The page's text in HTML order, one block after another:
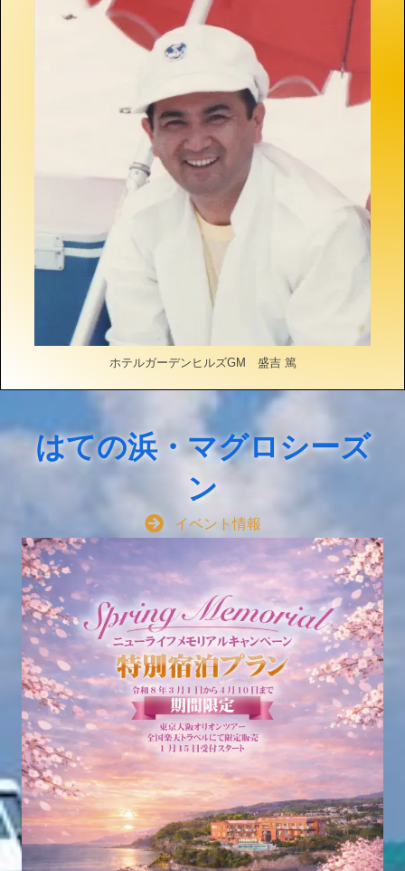
ホテルガーデンヒルズGM 盛吉 篤
はての浜・マグロシーズ
ン
イベント情報